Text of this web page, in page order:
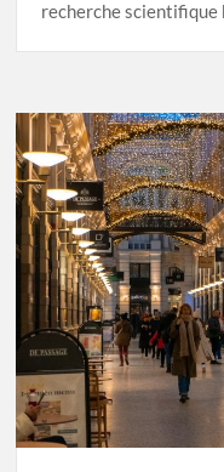
recherche scientifique